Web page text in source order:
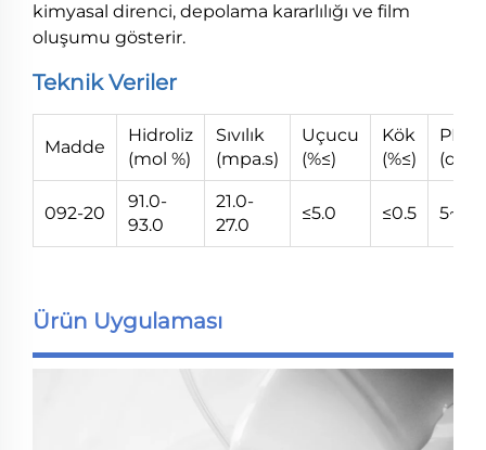
kimyasal direnci, depolama kararlılığı ve film
oluşumu gösterir.
Teknik Veriler
Madde
Hidroliz
(mol %)
Sıvılık
(mpa.s)
Uçucu
(%≤)
Kök
(%≤)
PH
092-20
91.0-
93.0
21.0-
27.0
≤5.0 ≤0.5 5~7
Ürün Uygulaması